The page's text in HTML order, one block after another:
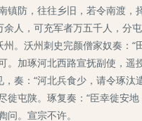
镇防，往往乡旧，若令南渡
人，可充军者万五千人，分
。沃州刺史完颜僧家奴奏：
。加琢河北西路宣抚副使，
：“河北兵食少，请令琢汰
徙屯陕。琢复奏：“臣幸徙安
问。宣宗不许。